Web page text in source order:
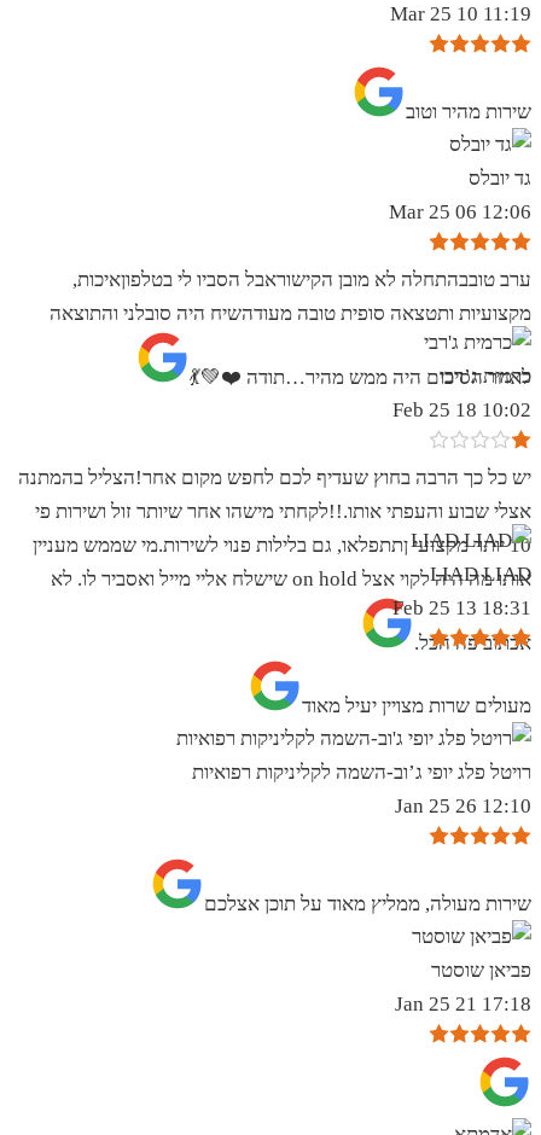
11:19 10 Mar 25
שירות מהיר וטוב
גד יובלס
12:06 06 Mar 25
ערב טובבהתחלה לא מובן הקישוראבל הסביו לי בטלפוןאיכות,
מקצועיות ותטצאה סופית טובה מעודהשיח היה סובלני והתוצאה
לאחר הסיכום היה ממש מהיר…תודה ❤️💚💃
כרמית ג’רבי
10:02 18 Feb 25
יש כל כך הרבה בחוץ שעדיף לכם לחפש מקום אחר!הצליל בהמתנה
אצלי שבוע והעפתי אותו.!!לקחתי מישהו אחר שיותר זול ושירות פי
10 יותר מקצועי ןתתפלאו, גם בלילות פנוי לשירות.מי שממש מעניין
אותו מה היה לקוי אצל on hold שישלח אליי מייל ואסביר לו. לא
אכתוב פה הכל.
LIAD LIAD
18:31 13 Feb 25
מעולים שרות מצויין יעיל מאוד
רויטל פלג יופי ג’וב-השמה לקליניקות רפואיות
12:10 26 Jan 25
שירות מעולה, ממליץ מאוד על תוכן אצלכם
פביאן שוסטר
17:18 21 Jan 25